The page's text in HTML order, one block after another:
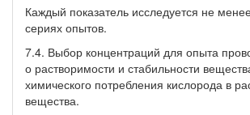
Каждый показатель исследуется не
сериях опытов.
7.4. Выбор концентраций для опыта
о растворимости и стабильности
химического потребления кислорода в
вещества.